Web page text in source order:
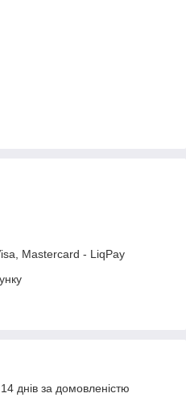
Mastercard - LiqPay
днів за домовленістю